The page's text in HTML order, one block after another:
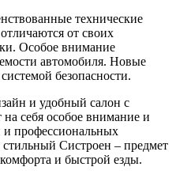
технические
от своих
Особое внимание
автомобиля. Новые
безопасности.
и удобный салон с
себя особое внимание и
профессиональных
Систроен – предмет
и быстрой езды.